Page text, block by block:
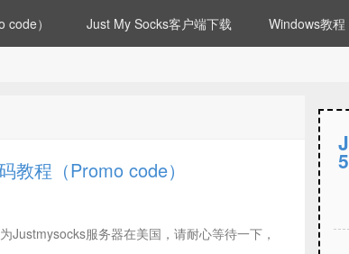
） Just My Socks客户端下载 Windows教程
程（Promo code）
服务器在美国，请耐心等待一下，